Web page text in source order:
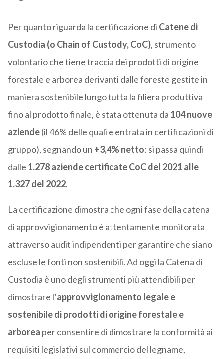
Per quanto riguarda la certificazione di Catene di
Custodia (o Chain of Custody, CoC), strumento
volontario che tiene traccia dei prodotti di origine
forestale e arborea derivanti dalle foreste gestite in
maniera sostenibile lungo tutta la filiera produttiva
fino al prodotto finale, è stata ottenuta da 104 nuove
aziende(il 46% delle quali è entrata in certificazioni di
gruppo), segnando un +3,4% netto: si passa quindi
dalle 1.278 aziende certificate CoC del 2021 alle
1.327 del 2022.
La certificazione dimostra che ogni fase della catena
di approvvigionamento è attentamente monitorata
attraverso audit indipendenti per garantire che siano
escluse le fonti non sostenibili. Ad oggi la Catena di
Custodia è uno degli strumenti più attendibili per
dimostrare l’approvvigionamento legale e
sostenibile di prodotti di origine forestale e
arborea per consentire di dimostrare la conformità ai
requisiti legislativi sul commercio del legname,